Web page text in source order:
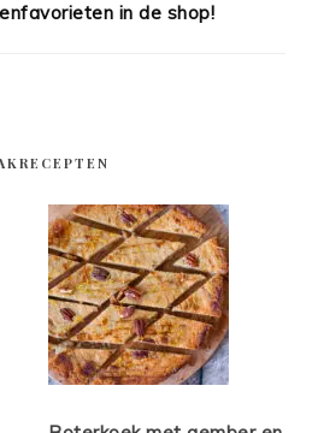
in de shop!